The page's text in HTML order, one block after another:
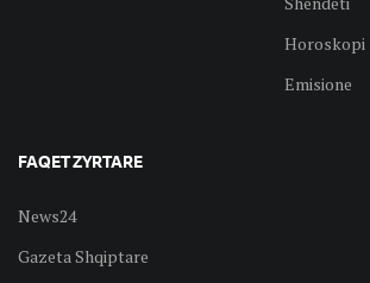
Horoskopi
Emisione
FAQET ZYRTARE
News24
Gazeta Shqiptare